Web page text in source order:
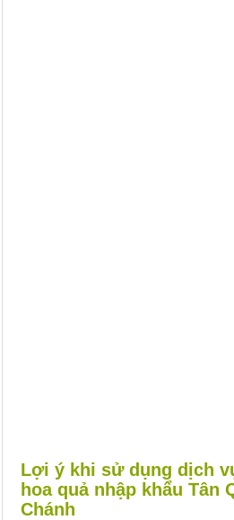
Lợi ý khi sử dụng dịch
hoa quả nhập khẩu Tân
Chánh